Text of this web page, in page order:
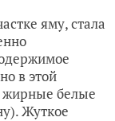
яму, стала
в этой
белые
Жуткое